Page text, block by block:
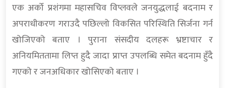
एक अर्को प्रशंगमा महासचिव विप्लवले जनयुद्धलाई बदनाम र
अपराधीकरण गराउदै पछिल्लो विकसित परिस्थिति सिर्जना गर्न
खोजिएको बताए । पुराना संसदीय दलहरू भ्रष्टाचार र
अनियमिततामा लिप्त हुदै जादा प्राप्त उपलब्धि समेत बदनाम हुँदै
गएको र जनअधिकार खोसिएको बताए ।